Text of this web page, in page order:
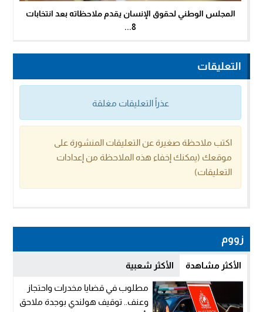
المجلس الوطني لحقوق الإنسان يقدم ملاحظاته بعد انتخابات
8...
التعليقات
عذراً التعليقات مغلقة
اكتب ملاحظة صغيرة عن التعليقات المنشورة على
موقعك (يمكنك إخفاء هذه الملاحظة من إعدادات
التعليقات)
زووم
الأكثر مشاهدة الأكثر شعبية
مطلوب في قضايا مخدرات واحتجاز
وعنف.. توقيف هولندي بوجدة ملاحق